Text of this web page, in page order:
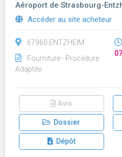
Aéroport de Strasbourg-
Accéder au site acheteur
67960 ENTZHEIM
Fourniture - Procédure
Adaptée
Avis
Dossier
Dépôt